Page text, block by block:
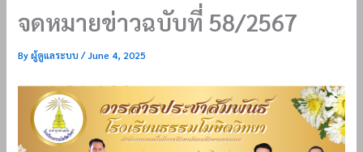
จดหมายข่าวฉบับที่ 58/2567
Byผู้ดูแลระบบ/June 4, 2025